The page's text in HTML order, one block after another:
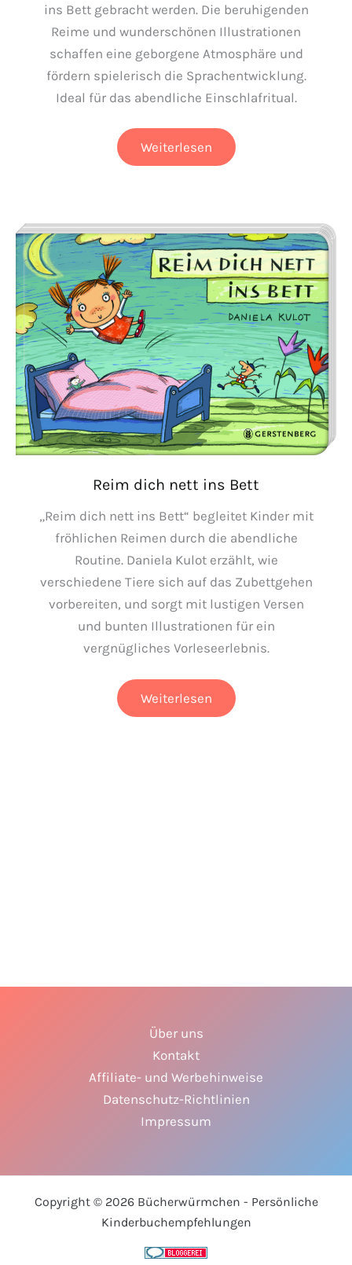
ins Bett gebracht werden. Die beruhigenden
Reime und wunderschönen Illustrationen
schaffen eine geborgene Atmosphäre und
fördern spielerisch die Sprachentwicklung.
Ideal für das abendliche Einschlafritual.
Wie
kleine
gehen
Weiterlesen
Reim dich nett ins Bett
„Reim dich nett ins Bett“ begleitet Kinder mit
fröhlichen Reimen durch die abendliche
Routine. Daniela Kulot erzählt, wie
verschiedene Tiere sich auf das Zubettgehen
vorbereiten, und sorgt mit lustigen Versen
und bunten Illustrationen für ein
vergnügliches Vorleseerlebnis.
Reim
dich
Weiterlesen
Über uns
Kontakt
Affiliate- und Werbehinweise
Datenschutz-Richtlinien
Impressum
Copyright © 2026 Bücherwürmchen - Persönliche
Kinderbuchempfehlungen